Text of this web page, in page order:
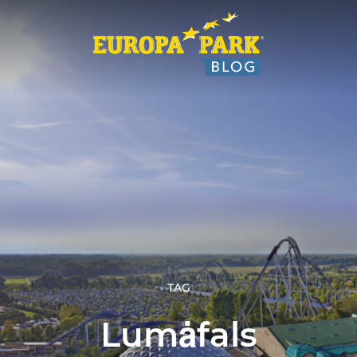
TAG
Lumȧfals